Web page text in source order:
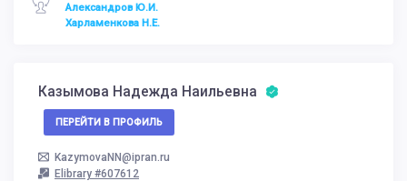
Александров Ю.И.
Харламенкова Н.Е.
Казымова Надежда Наильевна
ПЕРЕЙТИ В ПРОФИЛЬ
KazymovaNN@ipran.ru
Elibrary #607612